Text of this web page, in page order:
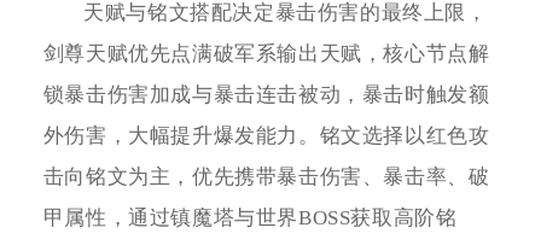
天赋与铭文搭配决定暴击伤害的最终上限，
剑尊天赋优先点满破军系输出天赋，核心节点解
锁暴击伤害加成与暴击连击被动，暴击时触发额
外伤害，大幅提升爆发能力。铭文选择以红色攻
击向铭文为主，优先携带暴击伤害、暴击率、破
甲属性，通过镇魔塔与世界BOSS获取高阶铭